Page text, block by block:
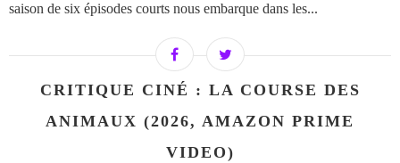
saison de six épisodes courts nous embarque dans les...
CRITIQUE CINÉ : LA COURSE DES
ANIMAUX (2026, AMAZON PRIME
VIDEO)